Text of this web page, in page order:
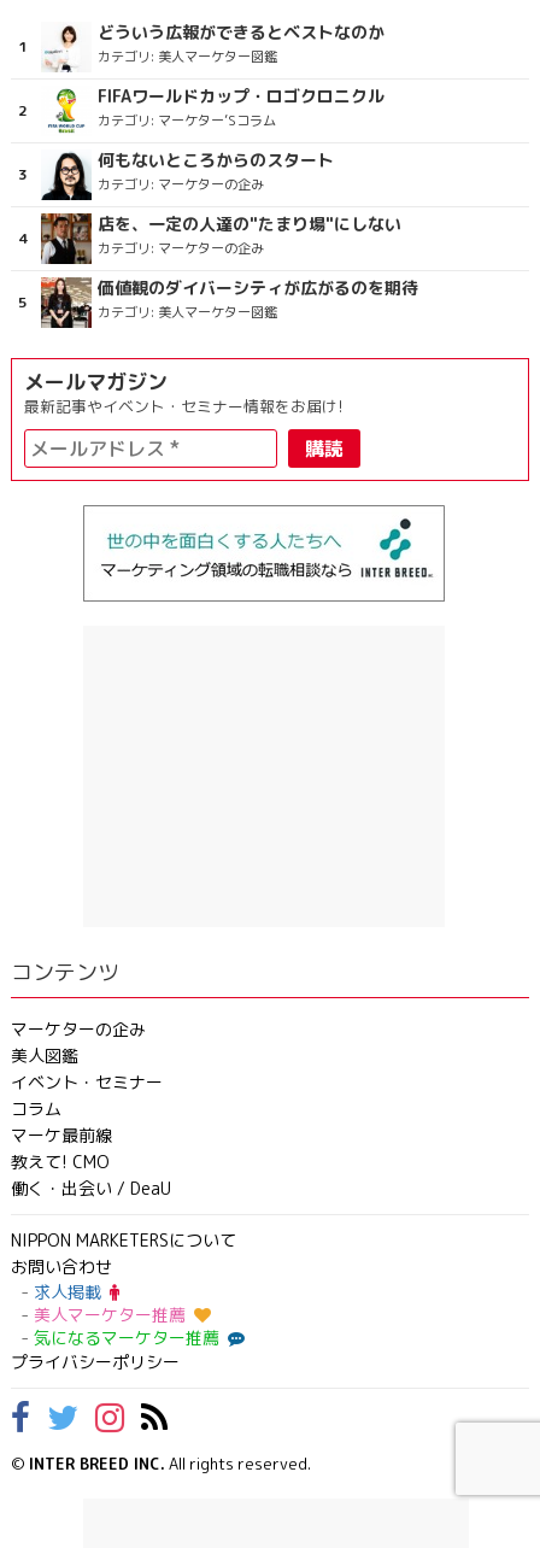
どういう広報ができるとベストなのか
カテゴリ: 美人マーケター図鑑
FIFAワールドカップ・ロゴクロニクル
カテゴリ: マーケター’Sコラム
何もないところからのスタート
カテゴリ: マーケターの企み
店を、一定の人達の"たまり場"にしない
カテゴリ: マーケターの企み
価値観のダイバーシティが広がるのを期待
カテゴリ: 美人マーケター図鑑
メールマガジン
最新記事やイベント・セミナー情報をお届け!
コンテンツ
マーケターの企み
美人図鑑
イベント・セミナー
コラム
マーケ最前線
教えて! CMO
働く・出会い / DeaU
NIPPON MARKETERSについて
お問い合わせ
求人掲載
美人マーケター推薦
気になるマーケター推薦
プライバシーポリシー
© INTER BREED INC. All rights reserved.